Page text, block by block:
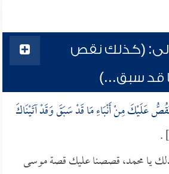
(كذلك نقص
قد سبق...)
عَلَيْكَ مِنْ أَنْبَاءِ مَا قَدْ سَبَقَ وَقَدْ آتَيْنَاكَ
يا محمد، قصصنا عليك قصة موسى